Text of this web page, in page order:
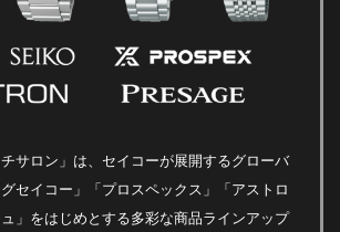
チサロン」は、セイコーが展開するグローバ
セイコー」「プロスペックス」「アストロ
」をはじめとする多彩な商品ラインアップ